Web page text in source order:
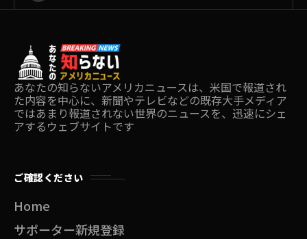
あなたの知らないアメリカニュースは、米国で報道され
た内容を中心に、新聞やテレビなどの既存大手メディア
ではあまり報道されない世界のニュースを、迅速にシェ
アするウェブサイトです
ご確認ください
Home
サポーター新規登録